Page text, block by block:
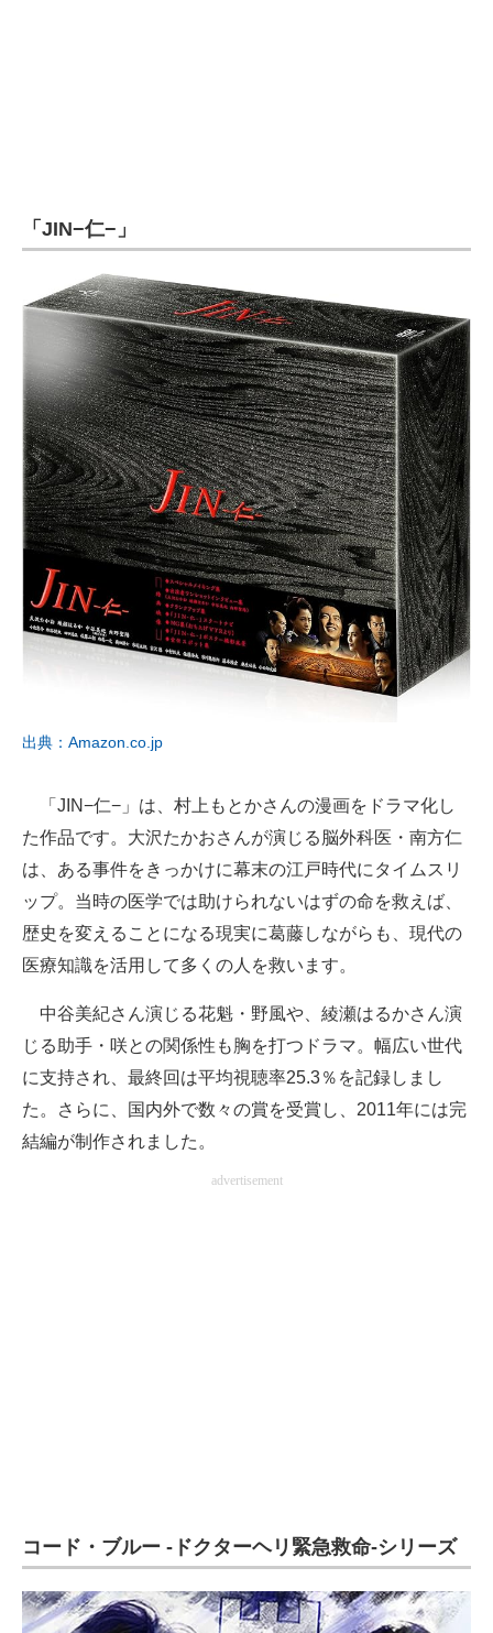
「JIN−仁−」
出典：Amazon.co.jp
「JIN−仁−」は、村上もとかさんの漫画をドラマ化し
た作品です。大沢たかおさんが演じる脳外科医・南方仁
は、ある事件をきっかけに幕末の江戸時代にタイムスリ
ップ。当時の医学では助けられないはずの命を救えば、
歴史を変えることになる現実に葛藤しながらも、現代の
医療知識を活用して多くの人を救います。
中谷美紀さん演じる花魁・野風や、綾瀬はるかさん演
じる助手・咲との関係性も胸を打つドラマ。幅広い世代
に支持され、最終回は平均視聴率25.3％を記録しまし
た。さらに、国内外で数々の賞を受賞し、2011年には完
結編が制作されました。
advertisement
コード・ブルー -ドクターヘリ緊急救命-シリーズ